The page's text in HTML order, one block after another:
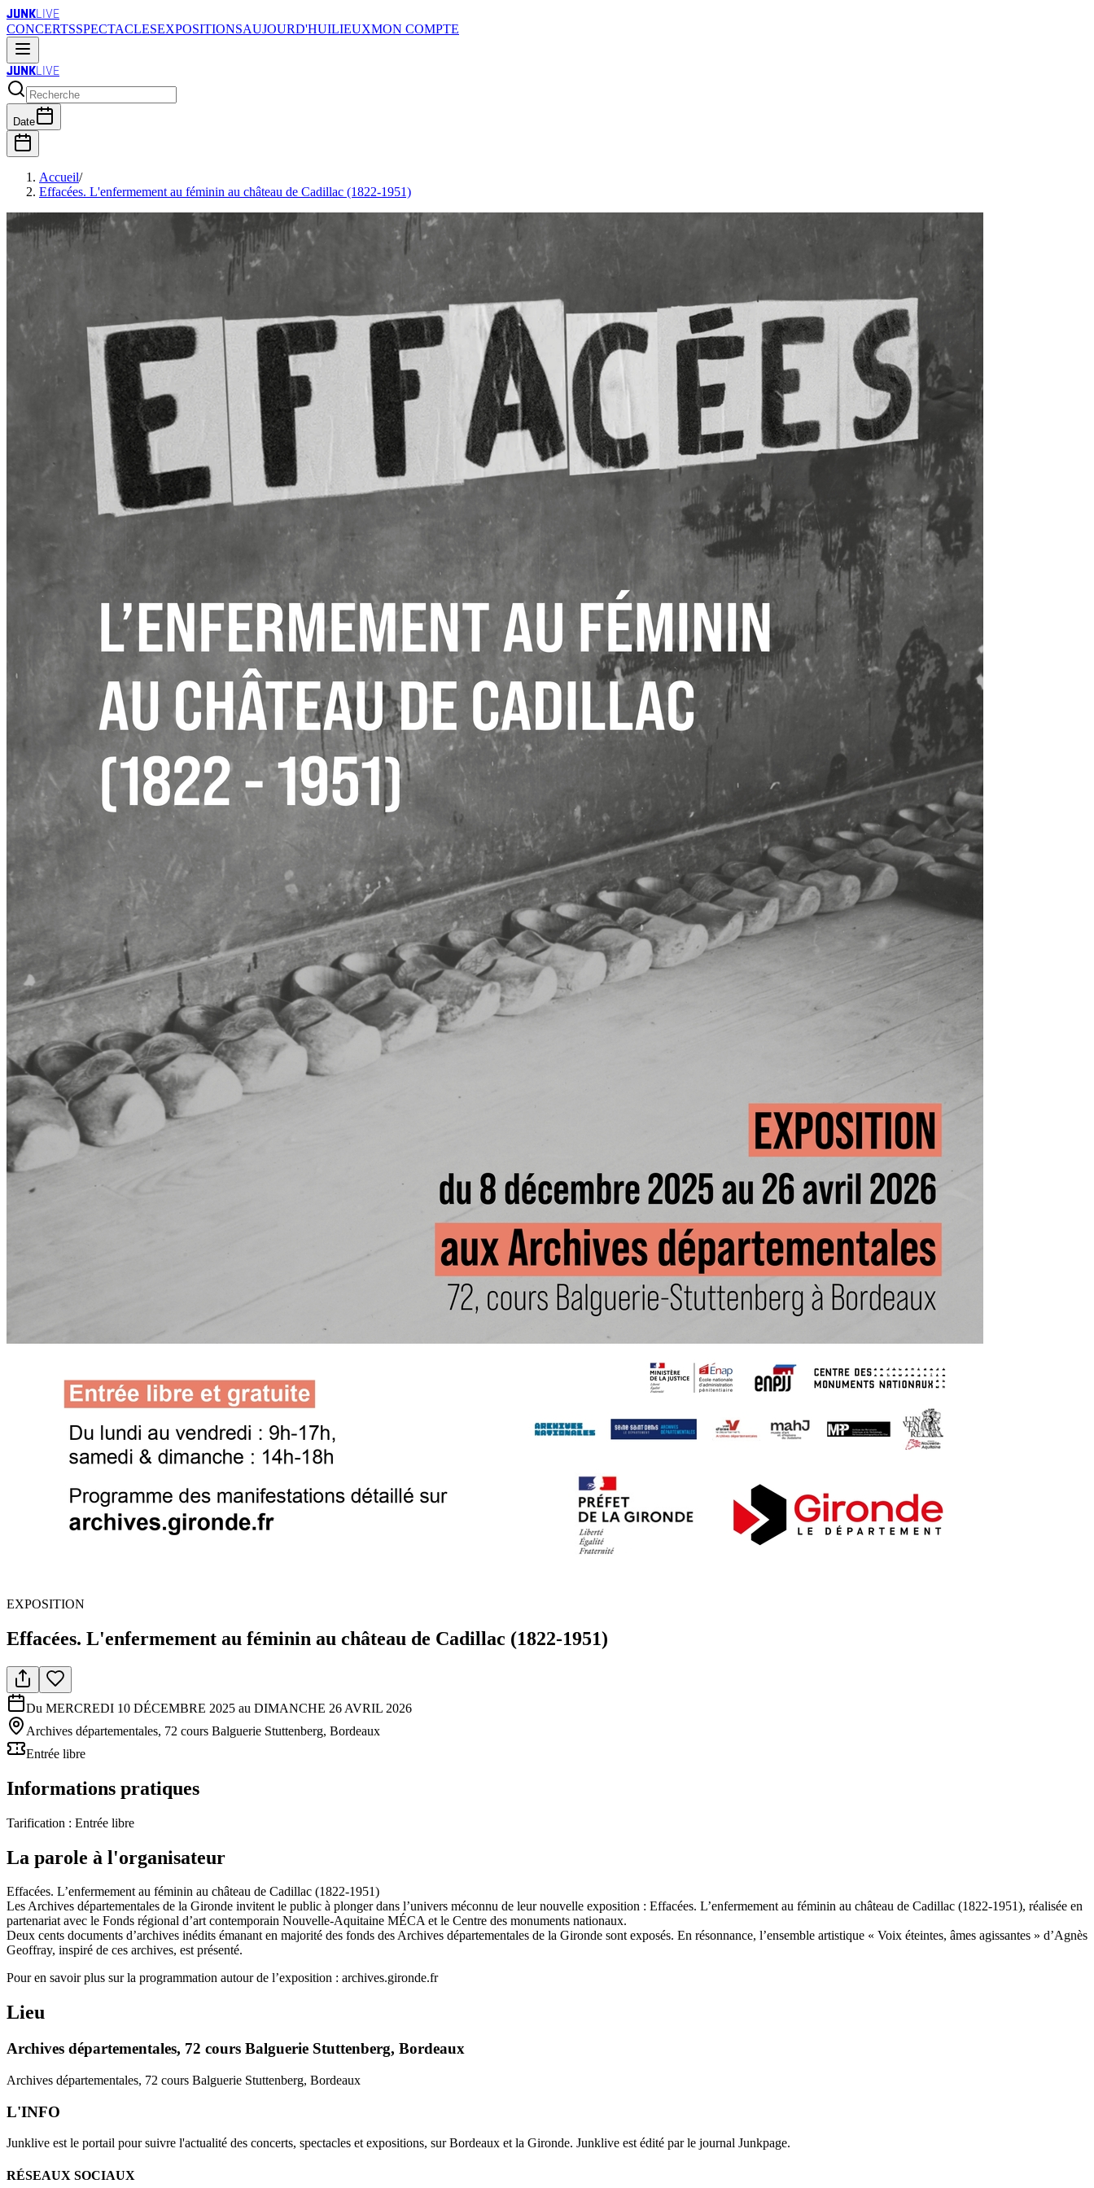
JUNKLIVE
CONCERTSSPECTACLESEXPOSITIONSAUJOURD'HUILIEUXMON COMPTE
JUNKLIVE
Date
Accueil/
Effacées. L'enfermement au féminin au château de Cadillac (1822-1951)
EXPOSITION
Effacées. L'enfermement au féminin au château de Cadillac (1822-1951)
Du MERCREDI 10 DÉCEMBRE 2025 au DIMANCHE 26 AVRIL 2026
Archives départementales, 72 cours Balguerie Stuttenberg, Bordeaux
Entrée libre
Informations pratiques
Tarification : Entrée libre
La parole à l'organisateur
Effacées. L’enfermement au féminin au château de Cadillac (1822-1951)
Les Archives départementales de la Gironde invitent le public à plonger dans l’univers méconnu de leur nouvelle exposition : Effacées. L’enfermement au féminin au château de Cadillac (1822-1951), réalisée en
partenariat avec le Fonds régional d’art contemporain Nouvelle-Aquitaine MÉCA et le Centre des monuments nationaux.
Deux cents documents d’archives inédits émanant en majorité des fonds des Archives départementales de la Gironde sont exposés. En résonnance, l’ensemble artistique « Voix éteintes, âmes agissantes » d’Agnès
Geoffray, inspiré de ces archives, est présenté.
Pour en savoir plus sur la programmation autour de l’exposition : archives.gironde.fr
Lieu
Archives départementales, 72 cours Balguerie Stuttenberg, Bordeaux
Archives départementales, 72 cours Balguerie Stuttenberg, Bordeaux
L'INFO
Junklive est le portail pour suivre l'actualité des concerts, spectacles et expositions, sur Bordeaux et la Gironde. Junklive est édité par le journal Junkpage.
RÉSEAUX SOCIAUX